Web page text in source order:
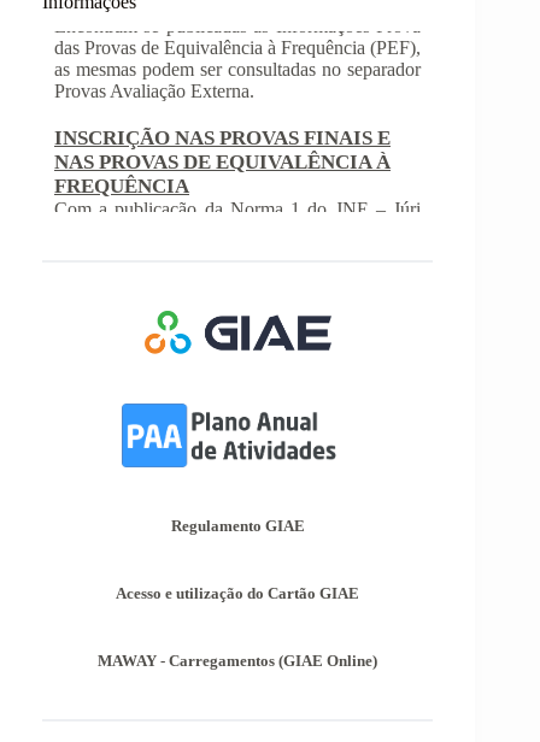
INSCRIÇÃO NAS PROVAS FINAIS E
NAS PROVAS DE EQUIVALÊNCIA À
FREQUÊNCIA
Com a publicação da Norma 1 do JNE – Júri
Nacional de Exames, ficaram definidos os
prazos para inscrição nas provas finais e nas
provas de equivalência à frequência, para
alunos autopropostos do ensino básico.
Nos termos do Artigo 36º da Portaria nº 223-
A/2018, de 3 de Agosto, são afixadas hoje, dia
18 de junho de 2026, as pautas de avaliação do
Informações-Prova Provas de
Equivalência à Frequência (PEF)
Encontram-se publicadas as Informações-Prova
Provas Avaliação Externa.
Regulamento GIAE
Acesso e utilização do Cartão GIAE
MAWAY - Carregamentos (GIAE Online)